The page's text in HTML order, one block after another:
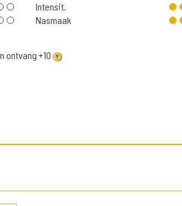
Intensit.
Nasmaak
ontvang +10